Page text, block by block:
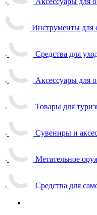
Инструменты для
Средства для
Аксессуары для
Товары для
Сувениры и
Метательное
Средства для